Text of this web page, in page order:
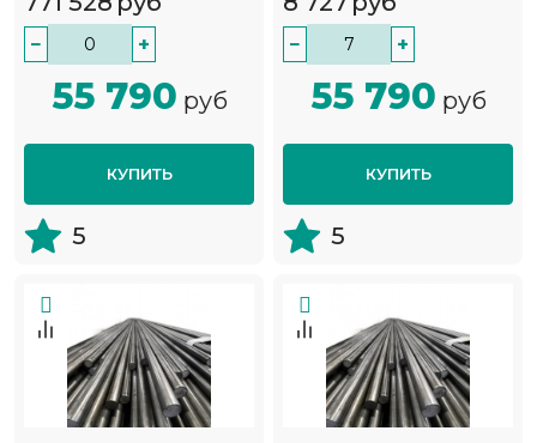
− +
55 790 руб
КУПИТЬ
5
− +
55 790 руб
КУПИТЬ
5